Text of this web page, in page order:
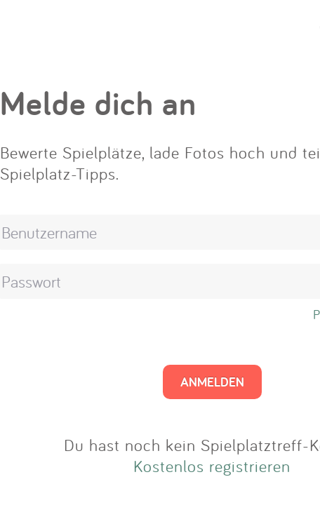
App
Anmelden
Melde dich an
Bewerte Spielplätze, lade Fotos hoch und
Spielplatz-Tipps.
Du hast noch kein Spielplatztreff-
Kostenlos registrieren